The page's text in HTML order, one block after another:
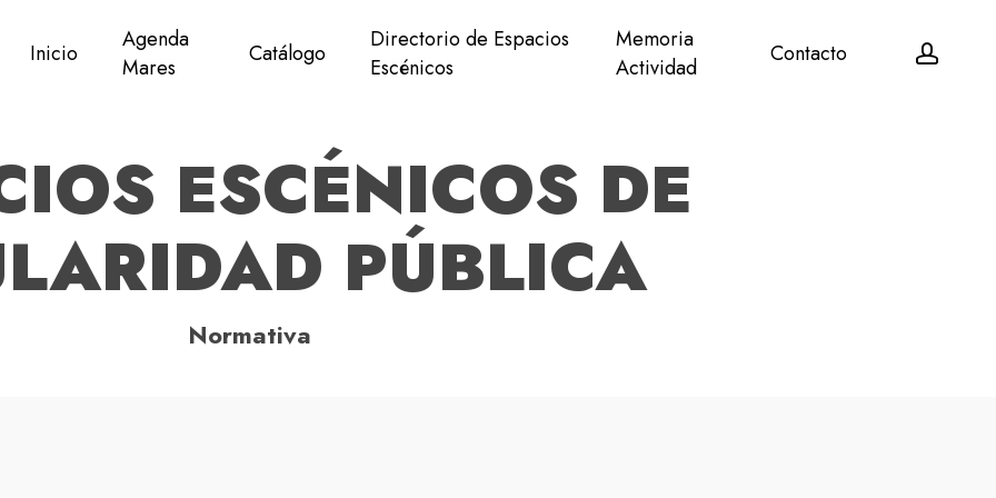
Inicio
Agenda
Mares
Catálogo
Directorio de Espacios
Escénicos
Memoria
Actividad
Contacto
ESCÉNICOS DE
PÚBLICA
Normativa